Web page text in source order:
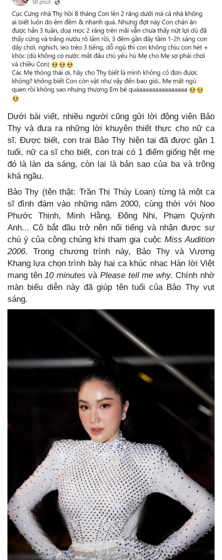
Dưới bài viết, nhiều người cũng gửi lời động viên Bảo
Thy và đưa ra những lời khuyên thiết thực cho nữ ca
sĩ. Được biết, con trai Bảo Thy hiện tại đã được gần 1
tuổi, nữ ca sĩ cho biết, con trai có 1 điểm giống hệt mẹ
đó là làn da sáng, còn lại là bản sao của ba và trông
khá ngầu.
Bảo Thy (tên thật: Trần Thị Thúy Loan) từng là một ca
sĩ đình đám vào những năm 2000, cùng thời với Noo
Phước Thịnh, Minh Hằng, Đông Nhi, Phạm Quỳnh
Anh... Cô bắt đầu trở nên nổi tiếng và nhận được sự
chú ý của công chúng khi tham gia cuộc Miss Audition
2006. Trong chương trình này, Bảo Thy và Vương
Khang lựa chọn trình bày hai ca khúc nhạc Hàn lời Việt
mang tên10 minutesvàPlease tell me why.Chính nhờ
màn biểu diễn này đã giúp tên tuổi của Bảo Thy vụt
sáng.